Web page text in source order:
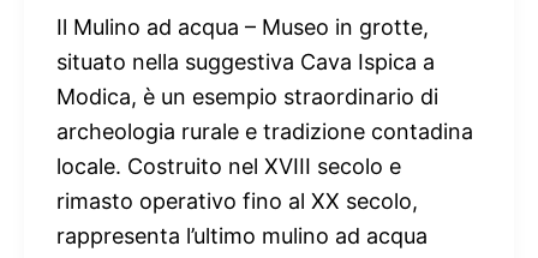
Il Mulino ad acqua – Museo in grotte,
situato nella suggestiva Cava Ispica a
Modica, è un esempio straordinario di
archeologia rurale e tradizione contadina
locale. Costruito nel XVIII secolo e
rimasto operativo fino al XX secolo,
rappresenta l’ultimo mulino ad acqua